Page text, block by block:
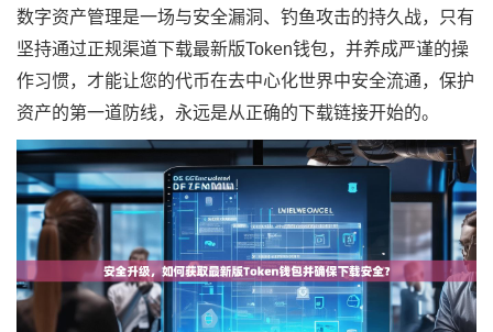
数字资产管理是一场与安全漏洞、钓鱼攻击的持久战，只有
坚持通过正规渠道下载最新版Token钱包，并养成严谨的操
作习惯，才能让您的代币在去中心化世界中安全流通，保护
资产的第一道防线，永远是从正确的下载链接开始的。